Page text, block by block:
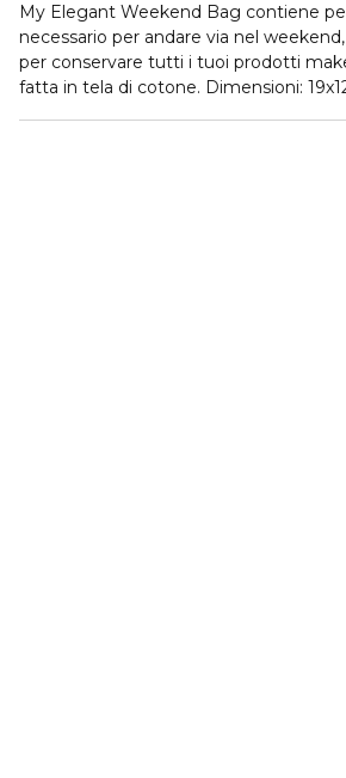
My Elegant Weekend Bag contiene
necessario per andare via nel
per conservare tutti i tuoi prodotti
fatta in tela di cotone. Dimensioni: